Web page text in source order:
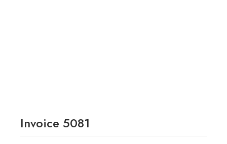
Invoice 5081